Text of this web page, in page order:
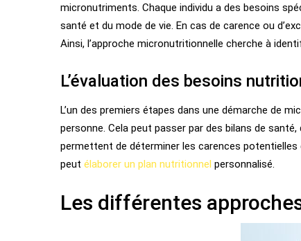
micronutriments. Chaque individu a des besoins
santé et du mode de vie. En cas de carence ou
Ainsi, l’approche micronutritionnelle cherche à
L’évaluation des besoins
L’un des premiers étapes dans une démarche de
personne. Cela peut passer par des bilans de
permettent de déterminer les carences
peut élaborer un plan nutritionnel personnalisé.
Les différentes